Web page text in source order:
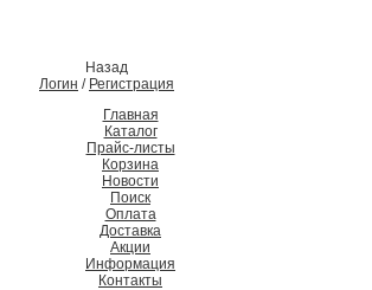
Назад
Логин / Регистрация
Главная
Каталог
Прайс-листы
Корзина
Новости
Поиск
Оплата
Доставка
Акции
Информация
Контакты